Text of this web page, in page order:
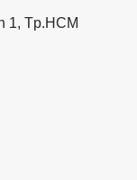
1, Tp.HCM